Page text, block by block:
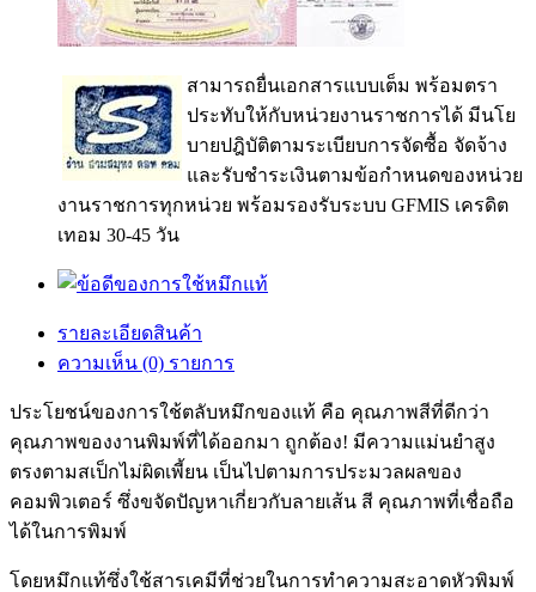
สามารถยื่นเอกสารแบบเต็ม พร้อมตรา
ประทับให้กับหน่วยงานราชการได้ มีนโย
บายปฎิบัติตามระเบียบการจัดซื้อ จัดจ้าง
และรับชำระเงินตามข้อกำหนดของหน่วย
งานราชการทุกหน่วย พร้อมรองรับระบบ GFMIS เครดิต
เทอม 30-45 วัน
รายละเอียดสินค้า
ความเห็น (0) รายการ
ประโยชน์ของการใช้ตลับหมึกของแท้ คือ คุณภาพสีที่ดีกว่า
คุณภาพของงานพิมพ์ที่ได้ออกมา ถูกต้อง! มีความแม่นยำสูง
ตรงตามสเป็กไม่ผิดเพี้ยน เป็นไปตามการประมวลผลของ
คอมพิวเตอร์ ซึ่งขจัดปัญหาเกี่ยวกับลายเส้น สี คุณภาพที่เชื่อถือ
ได้ในการพิมพ์
โดยหมึกแท้ซึ่งใช้สารเคมีที่ช่วยในการทำความสะอาดหัวพิมพ์